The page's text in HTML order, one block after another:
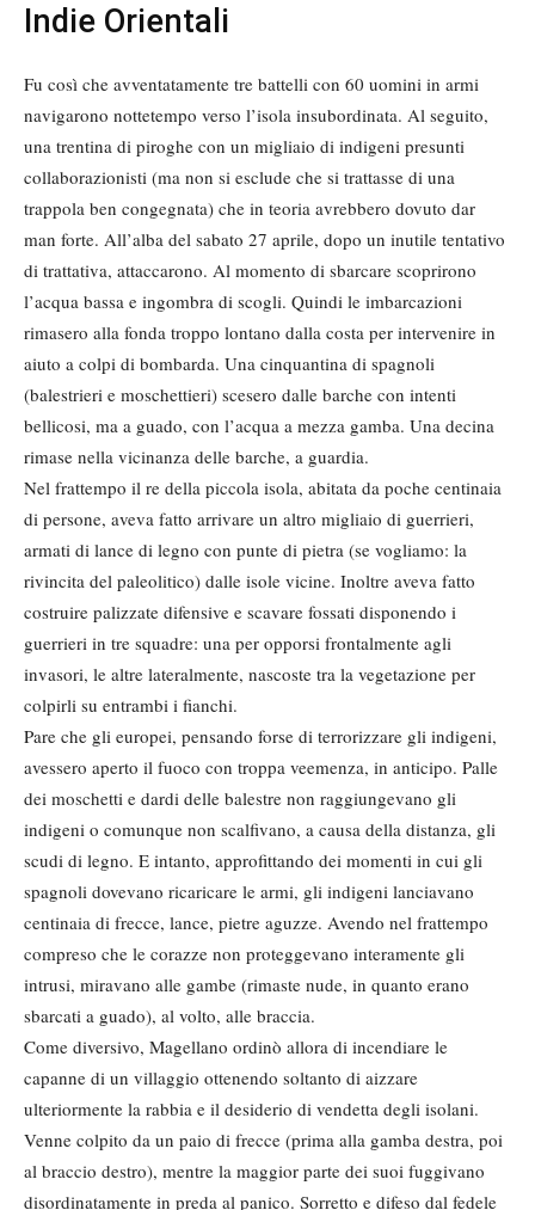
Indie Orientali
Fu così che avventatamente tre battelli con 60 uomini in armi
navigarono nottetempo verso l’isola insubordinata. Al seguito,
una trentina di piroghe con un migliaio di indigeni presunti
collaborazionisti (ma non si esclude che si trattasse di una
trappola ben congegnata) che in teoria avrebbero dovuto dar
man forte. All’alba del sabato 27 aprile, dopo un inutile tentativo
di trattativa, attaccarono. Al momento di sbarcare scoprirono
l’acqua bassa e ingombra di scogli. Quindi le imbarcazioni
rimasero alla fonda troppo lontano dalla costa per intervenire in
aiuto a colpi di bombarda. Una cinquantina di spagnoli
(balestrieri e moschettieri) scesero dalle barche con intenti
bellicosi, ma a guado, con l’acqua a mezza gamba. Una decina
rimase nella vicinanza delle barche, a guardia.
Nel frattempo il re della piccola isola, abitata da poche centinaia
di persone, aveva fatto arrivare un altro migliaio di guerrieri,
armati di lance di legno con punte di pietra (se vogliamo: la
rivincita del paleolitico) dalle isole vicine. Inoltre aveva fatto
costruire palizzate difensive e scavare fossati disponendo i
guerrieri in tre squadre: una per opporsi frontalmente agli
invasori, le altre lateralmente, nascoste tra la vegetazione per
colpirli su entrambi i fianchi.
Pare che gli europei, pensando forse di terrorizzare gli indigeni,
avessero aperto il fuoco con troppa veemenza, in anticipo. Palle
dei moschetti e dardi delle balestre non raggiungevano gli
indigeni o comunque non scalfivano, a causa della distanza, gli
scudi di legno. E intanto, approfittando dei momenti in cui gli
spagnoli dovevano ricaricare le armi, gli indigeni lanciavano
centinaia di frecce, lance, pietre aguzze. Avendo nel frattempo
compreso che le corazze non proteggevano interamente gli
intrusi, miravano alle gambe (rimaste nude, in quanto erano
sbarcati a guado), al volto, alle braccia.
Come diversivo, Magellano ordinò allora di incendiare le
capanne di un villaggio ottenendo soltanto di aizzare
ulteriormente la rabbia e il desiderio di vendetta degli isolani.
Venne colpito da un paio di frecce (prima alla gamba destra, poi
al braccio destro), mentre la maggior parte dei suoi fuggivano
disordinatamente in preda al panico. Sorretto e difeso dal fedele